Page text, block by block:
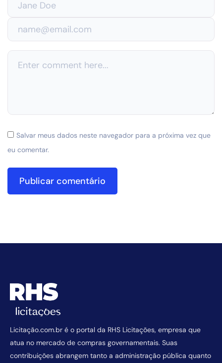
Salvar meus dados neste navegador para a próxima vez que
eu comentar.
Licitação.com.br é o portal da RHS Licitações, empresa que
atua no mercado de compras governamentais. Suas
contribuições abrangem tanto a administração pública quanto